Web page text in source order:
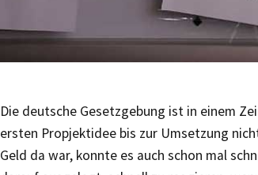
Die deutsche Gesetzgebung ist in einem
ersten Propjektidee bis zur Umsetzung
Geld da war, konnte es auch schon mal